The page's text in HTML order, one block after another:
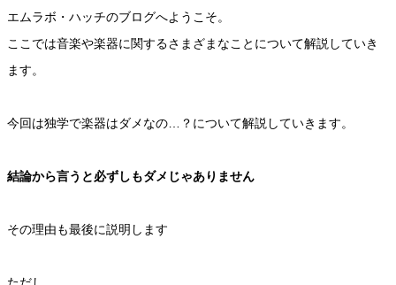
エムラボ・ハッチのブログへようこそ。
ここでは音楽や楽器に関するさまざまなことについて解説していき
ます。
今回は独学で楽器はダメなの…？について解説していきます。
結論から言うと必ずしもダメじゃありません
その理由も最後に説明します